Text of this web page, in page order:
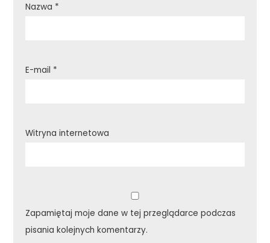
Nazwa *
E-mail *
Witryna internetowa
Zapamiętaj moje dane w tej przeglądarce podczas
pisania kolejnych komentarzy.